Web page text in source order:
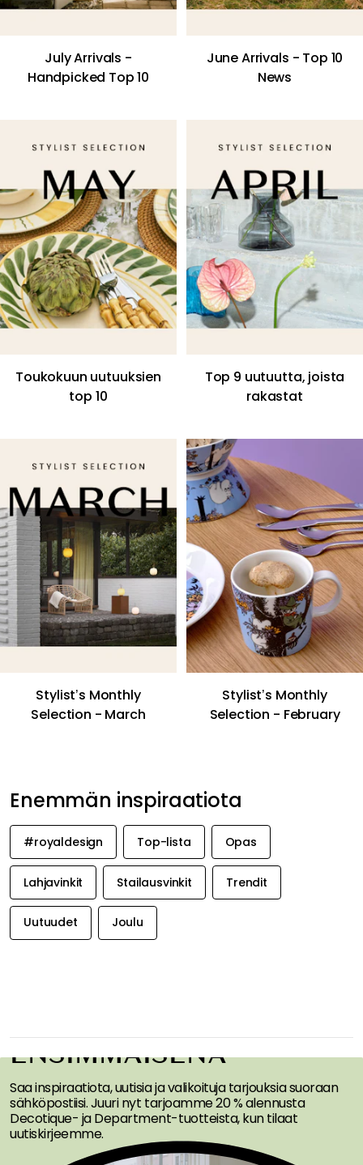
July Arrivals -
Handpicked Top 10
June Arrivals - Top 10
News
Toukokuun uutuuksien
top 10
Top 9 uutuutta, joista
rakastat
Stylist’s Monthly
Selection - March​
Stylist’s Monthly
Selection - February​
Enemmän inspiraatiota
#royaldesign Top-lista Opas
Lahjavinkit Stailausvinkit Trendit
Uutuudet Joulu
TARJOUKSIA
ENSIMMÄISENÄ
Saa inspiraatiota, uutisia ja valikoituja tarjouksia suoraan
sähköpostiisi. Juuri nyt tarjoamme 20 % alennusta
Decotique- ja Department-tuotteista, kun tilaat
uutiskirjeemme.